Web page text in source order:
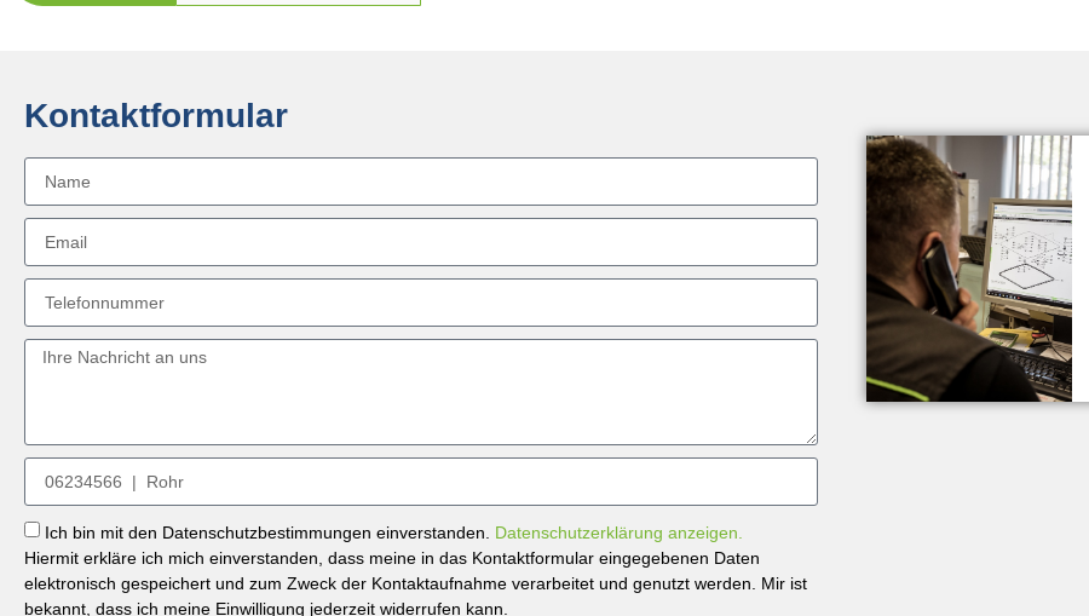
Kontaktformular
Ich bin mit den Datenschutzbestimmungen einverstanden. Datenschutzerklärung anzeigen.
Hiermit erkläre ich mich einverstanden, dass meine in das Kontaktformular eingegebenen Daten
elektronisch gespeichert und zum Zweck der Kontaktaufnahme verarbeitet und genutzt werden. Mir ist
bekannt, dass ich meine Einwilligung jederzeit widerrufen kann.